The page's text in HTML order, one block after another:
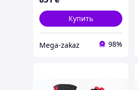
Купить
Mega-zakaz 98%